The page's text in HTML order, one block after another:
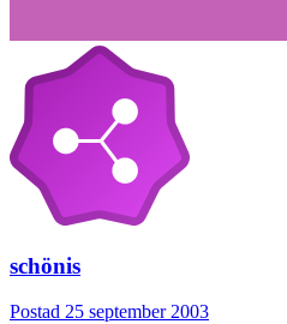
schönis
Postad 25 september 2003